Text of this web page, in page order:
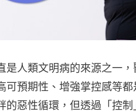
是人類文明病的來源之一
可預期性、增強掌控感等
的惡性循環，但透過「控